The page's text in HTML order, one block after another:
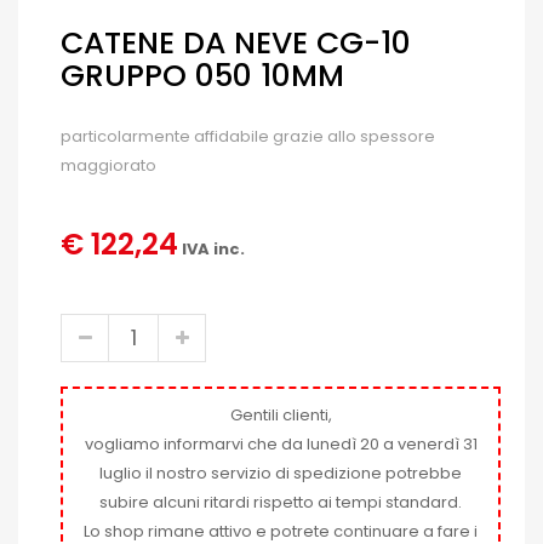
CATENE DA NEVE CG-10
GRUPPO 050 10MM
particolarmente affidabile grazie allo spessore
maggiorato
€ 122,24 IVA inc.
Gentili clienti,
vogliamo informarvi che da lunedì 20 a venerdì 31
luglio il nostro servizio di spedizione potrebbe
subire alcuni ritardi rispetto ai tempi standard.
Lo shop rimane attivo e potrete continuare a fare i